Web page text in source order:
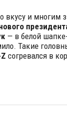
вкусу и многим
— в белой
Такие
согревался в